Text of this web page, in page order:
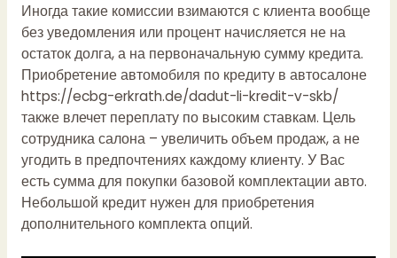
Иногда такие комиссии взимаются с клиента вообще
без уведомления или процент начисляется не на
остаток долга, а на первоначальную сумму кредита.
Приобретение автомобиля по кредиту в автосалоне
https://ecbg-erkrath.de/dadut-li-kredit-v-skb/
также влечет переплату по высоким ставкам. Цель
сотрудника салона – увеличить объем продаж, а не
угодить в предпочтениях каждому клиенту. У Вас
есть сумма для покупки базовой комплектации авто.
Небольшой кредит нужен для приобретения
дополнительного комплекта опций.